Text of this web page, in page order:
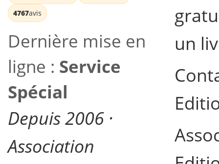
4767avis
Dernière mise en
ligne : Service
Spécial
Depuis 2006 ·
Association
un